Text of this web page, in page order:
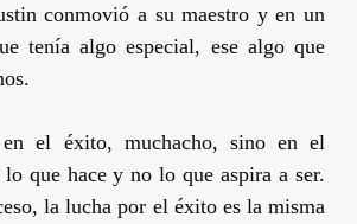
conmovió a su maestro y en un
tenía algo especial, ese algo que
el éxito, muchacho, sino en el
que hace y no lo que aspira a ser.
la lucha por el éxito es la misma